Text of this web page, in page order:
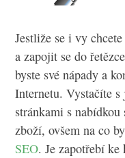
Jestliže se i vy
a zapojit se do
byste své nápady a
Internetu. Vystačíte
stránkami s
zboží, ovšem na co
SEO. Je zapotřebí